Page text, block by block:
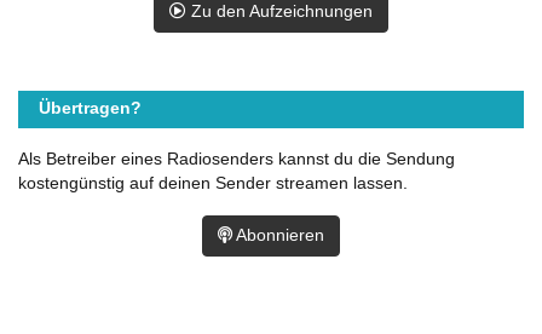
Zu den Aufzeichnungen
Übertragen?
Als Betreiber eines Radiosenders kannst du die Sendung
kostengünstig auf deinen Sender streamen lassen.
Abonnieren